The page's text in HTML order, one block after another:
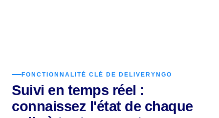
FONCTIONNALITÉ CLÉ DE DELIVERYNGO
Suivi en temps réel :
connaissez l'état de chaque